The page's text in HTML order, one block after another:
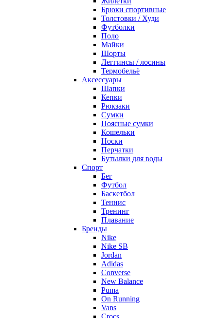
Брюки спортивные
Толстовки / Худи
Футболки
Поло
Майки
Шорты
Леггинсы / лосины
Термобельё
Аксессуары
Шапки
Кепки
Рюкзаки
Сумки
Поясные сумки
Кошельки
Носки
Перчатки
Бутылки для воды
Спорт
Бег
Футбол
Баскетбол
Теннис
Тренинг
Плавание
Бренды
Nike
Nike SB
Jordan
Adidas
Converse
New Balance
Puma
On Running
Vans
Crocs